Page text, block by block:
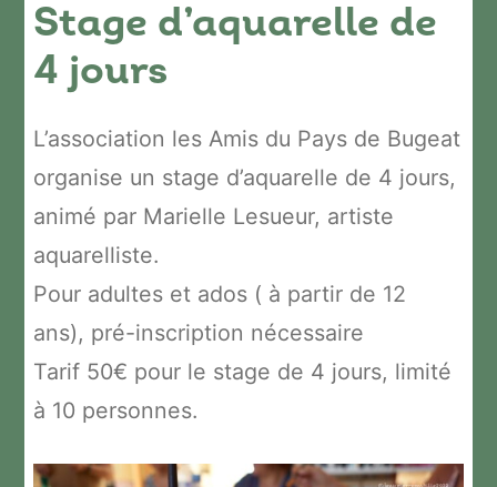
Stage d’aquarelle de
4 jours
L’association les Amis du Pays de Bugeat
organise un stage d’aquarelle de 4 jours,
animé par Marielle Lesueur, artiste
aquarelliste.
Pour adultes et ados ( à partir de 12
ans), pré-inscription nécessaire
Tarif 50€ pour le stage de 4 jours, limité
à 10 personnes.